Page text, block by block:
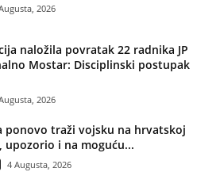
2026
naložila povratak 22 radnika JP
Mostar: Disciplinski postupak
2026
ponovo traži vojsku na hrvatskoj
upozorio i na moguću...
4 Augusta, 2026